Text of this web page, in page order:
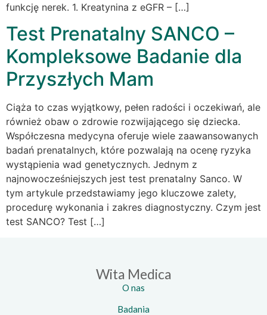
funkcję nerek. 1. Kreatynina z eGFR – […]
Test Prenatalny SANCO –
Kompleksowe Badanie dla
Przyszłych Mam
Ciąża to czas wyjątkowy, pełen radości i oczekiwań, ale
również obaw o zdrowie rozwijającego się dziecka.
Współczesna medycyna oferuje wiele zaawansowanych
badań prenatalnych, które pozwalają na ocenę ryzyka
wystąpienia wad genetycznych. Jednym z
najnowocześniejszych jest test prenatalny Sanco. W
tym artykule przedstawiamy jego kluczowe zalety,
procedurę wykonania i zakres diagnostyczny. Czym jest
test SANCO? Test […]
Wita Medica
O nas
Badania